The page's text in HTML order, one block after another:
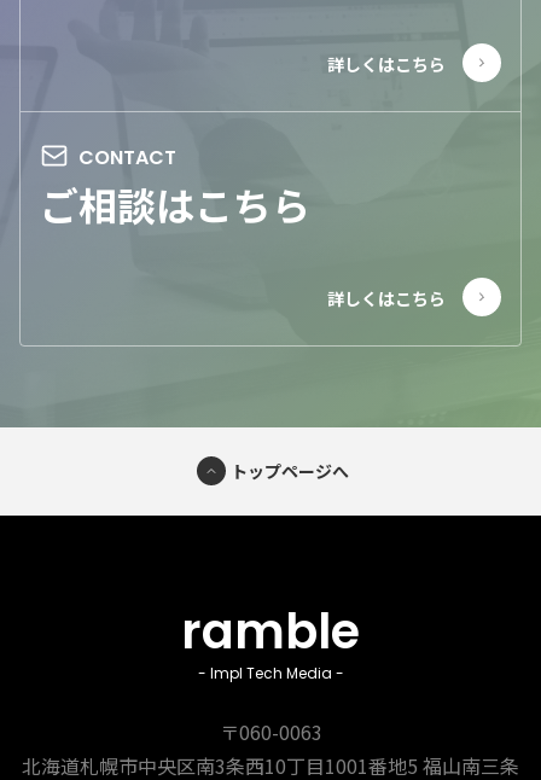
ご相談はこちら
トップページへ
ramble
- Impl Tech Media -
〒060-0063
北海道札幌市中央区南3条西10丁目1001番地5 福山南三条